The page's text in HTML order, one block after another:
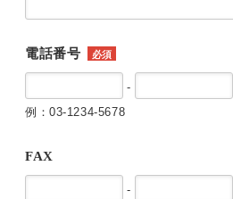
電話番号 必須
-
例：03-1234-5678
FAX
-